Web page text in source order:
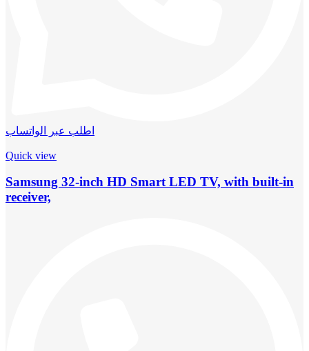
اطلب عبر الواتساب
Quick view
Samsung 32-inch HD Smart LED TV, with built-in
receiver,